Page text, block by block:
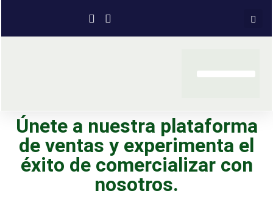
Únete a nuestra plataforma
de ventas y experimenta el
éxito de comercializar con
nosotros.